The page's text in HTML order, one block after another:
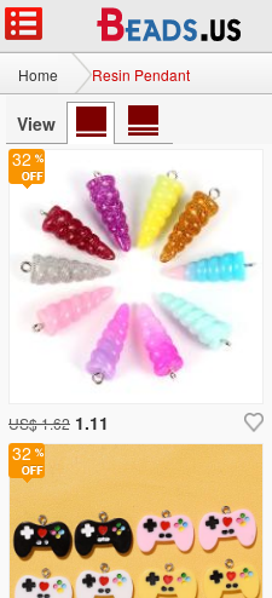
Home Resin Pendant
View
32
32
US$ 1.62 1.11